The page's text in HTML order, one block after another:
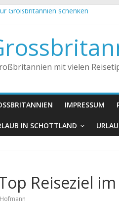
Großbritannien schenken
Vereinigtes Königreich,
in Großbritannien getrunken?
mit vielen
IMPRESSUM
IN SCHOTTLAND
Reiseziel